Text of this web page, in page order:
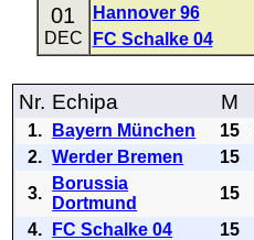
01
DEC
Hannover 96
FC Schalke 04
Nr. Echipa M
1. Bayern München 15
2. Werder Bremen 15
3.
Borussia
Dortmund
15
4.
FC Schalke 04 15